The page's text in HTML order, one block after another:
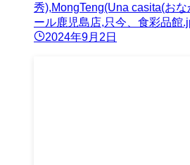
秀),MongTeng(Una casita(お
ール鹿児島店,只今、食彩品館
2024年9月2日